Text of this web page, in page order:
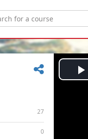
27
0